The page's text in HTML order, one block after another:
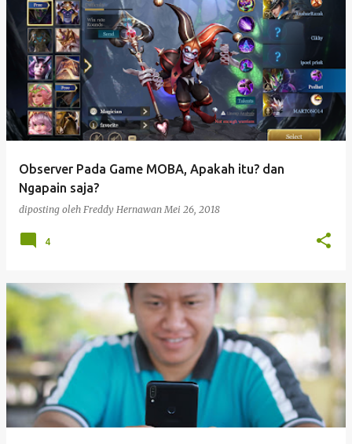
P
n
Observer Pada Game MOBA, Apakah itu? dan
Ngapain saja?
diposting oleh Freddy Hernawan Mei 26, 2018
4